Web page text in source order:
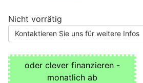
Nicht vorrätig
Kontaktieren Sie uns für weitere Infos
oder clever finanzieren -
monatlich ab